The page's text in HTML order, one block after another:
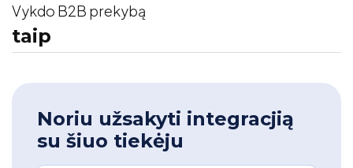
Vykdo B2B prekybą
taip
Noriu užsakyti integracjią
su šiuo tiekėju